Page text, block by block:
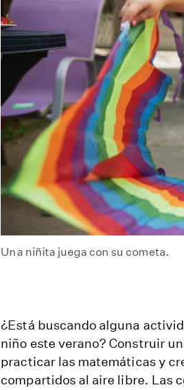
Una niñita juega con su cometa.
¿Está buscando alguna
niño este verano? Construir
practicar las matemáticas y
compartidos al aire libre. Las